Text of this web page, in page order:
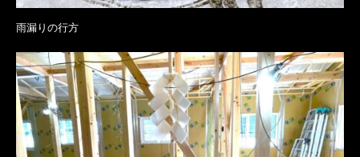
雨漏りの行方